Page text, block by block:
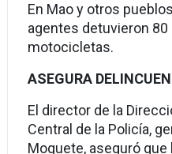
En Mao y otros
agentes detuvieron
motocicletas.
ASEGURA
El director de la
Central de la Policía,
Moque­te, aseguró